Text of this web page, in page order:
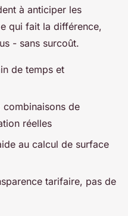
à anticiper les
qui fait la différence,
- sans surcoût.
de temps et
combinaisons de
réelles
au calcul de surface
tarifaire, pas de